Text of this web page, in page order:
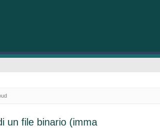
un file binario (imma